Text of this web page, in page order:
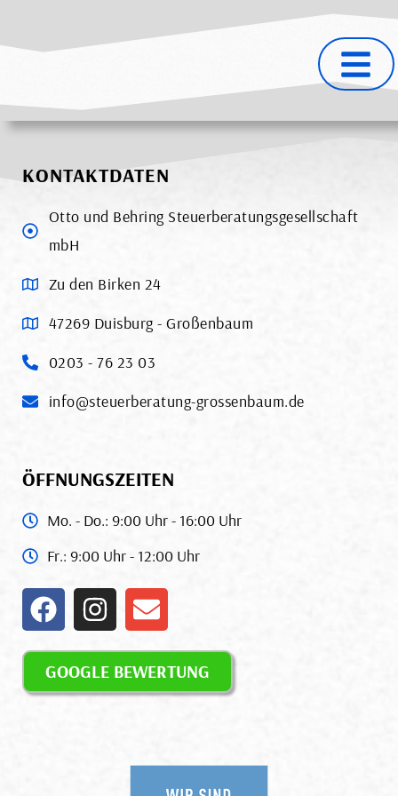
KONTAKTDATEN
Otto und Behring Steuerberatungsgesellschaft
mbH
Zu den Birken 24
47269 Duisburg - Großenbaum
0203 - 76 23 03
info@steuerberatung-grossenbaum.de
ÖFFNUNGSZEITEN
Mo. - Do.: 9:00 Uhr - 16:00 Uhr
Fr.: 9:00 Uhr - 12:00 Uhr
GOOGLE BEWERTUNG